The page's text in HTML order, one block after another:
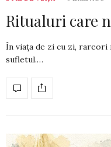
Ritualuri care
În viața de zi cu zi, rareori
sufletul.…